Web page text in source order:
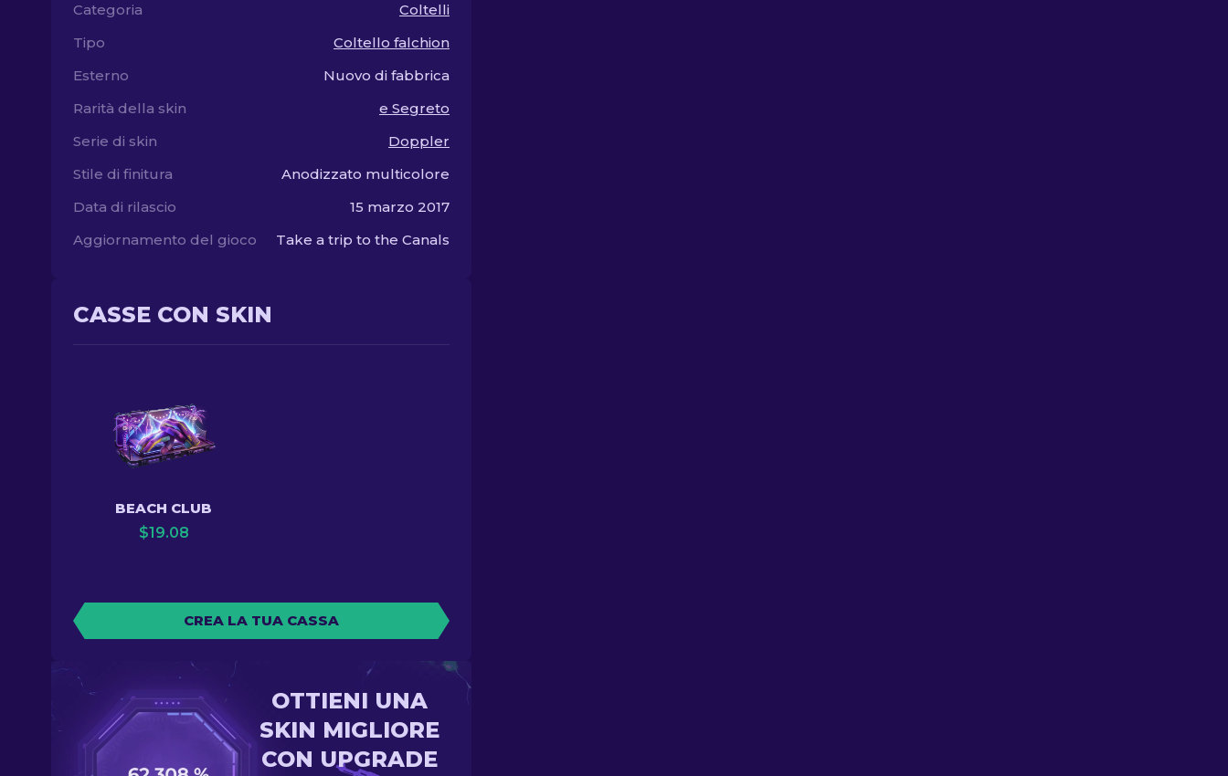
Categoria
Coltelli
Tipo
Coltello falchion
Esterno
Nuovo di fabbrica
Rarità della skin
e Segreto
Serie di skin
Doppler
Stile di finitura
Anodizzato multicolore
Data di rilascio
15 marzo 2017
Aggiornamento del gioco
Take a trip to the Canals
CASSE CON SKIN
BEACH CLUB
$19.08
CREA LA TUA CASSA
OTTIENI UNA
SKIN MIGLIORE
CON UPGRADE